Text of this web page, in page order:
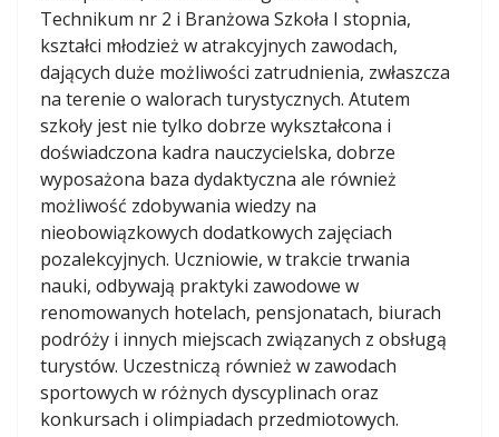
Technikum nr 2 i Branżowa Szkoła I stopnia,
kształci młodzież w atrakcyjnych zawodach,
dających duże możliwości zatrudnienia, zwłaszcza
na terenie o walorach turystycznych. Atutem
szkoły jest nie tylko dobrze wykształcona i
doświadczona kadra nauczycielska, dobrze
wyposażona baza dydaktyczna ale również
możliwość zdobywania wiedzy na
nieobowiązkowych dodatkowych zajęciach
pozalekcyjnych. Uczniowie, w trakcie trwania
nauki, odbywają praktyki zawodowe w
renomowanych hotelach, pensjonatach, biurach
podróży i innych miejscach związanych z obsługą
turystów. Uczestniczą również w zawodach
sportowych w różnych dyscyplinach oraz
konkursach i olimpiadach przedmiotowych.